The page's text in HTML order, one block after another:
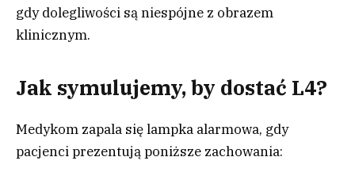
gdy dolegliwości są niespójne z obrazem
klinicznym.
Jak symulujemy, by dostać L4?
Medykom zapala się lampka alarmowa, gdy
pacjenci prezentują poniższe zachowania: